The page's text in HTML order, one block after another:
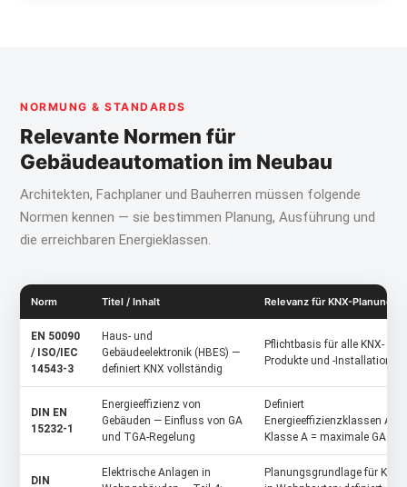
NORMUNG & STANDARDS
Relevante Normen für
Gebäudeautomation im Neubau
Architekten, Fachplaner und Bauherren müssen folgende
Normen kennen — sie bestimmen Planung, Ausführung und
die erreichbaren Energieklassen.
Norm Titel / Inhalt Relevanz für KNX-Planung
EN 50090
/ ISO/IEC
14543-3
Haus- und
Gebäudeelektronik (HBES) —
definiert KNX vollständig
Pflichtbasis für alle KNX-
Produkte und -Installationen
DIN EN
15232-1
Energieeffizienz von
Gebäuden — Einfluss von GA
und TGA-Regelung
Definiert
Energieeffizienzklassen A–D;
Klasse A = maximale GA
DIN
Elektrische Anlagen in
Planungsgrundlage für KNX